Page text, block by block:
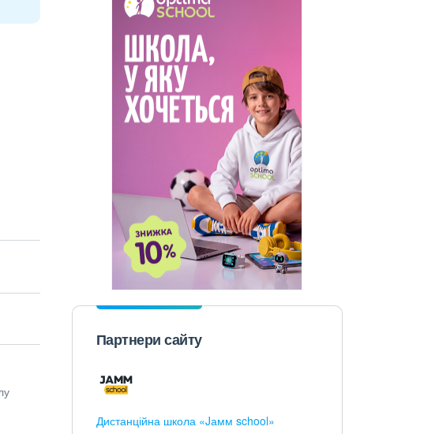
Партнери сайту
Дистанційна школа «Jамм school»